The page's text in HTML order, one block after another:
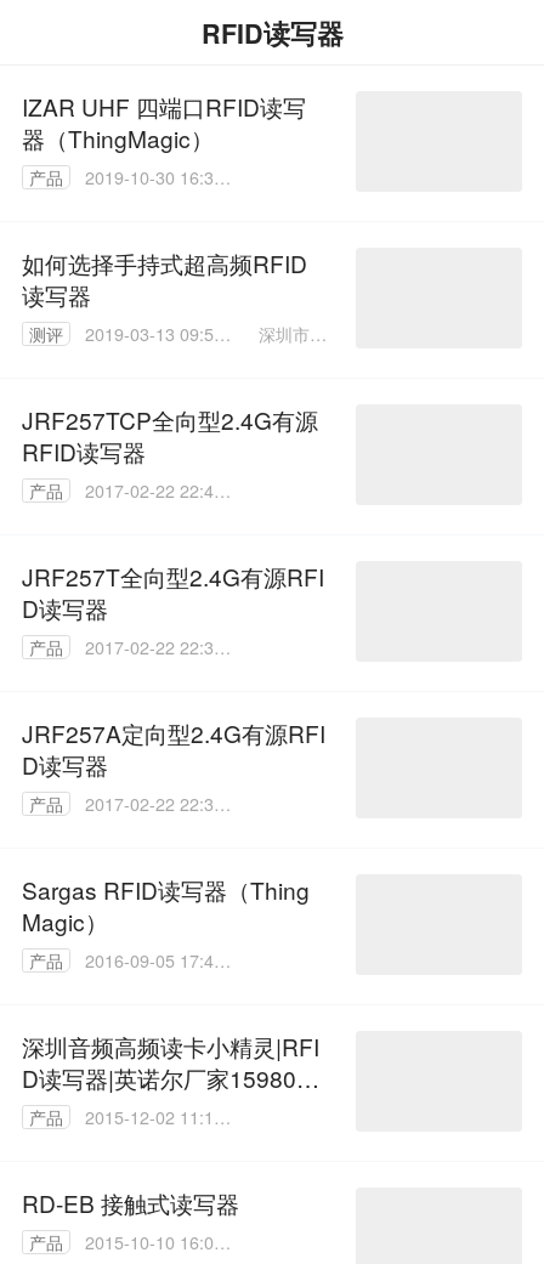
RFID读写器
IZAR UHF 四端口RFID读写
器（ThingMagic）
产品
2019-10-30 16:30:
如何选择手持式超高频RFID
读写器
测评
2019-03-13 09:56:
深圳市铨
JRF257TCP全向型2.4G有源
RFID读写器
产品
2017-02-22 22:43:
JRF257T全向型2.4G有源RFI
D读写器
产品
2017-02-22 22:34:
JRF257A定向型2.4G有源RFI
D读写器
产品
2017-02-22 22:30:
Sargas RFID读写器（Thing
Magic）
产品
2016-09-05 17:49:
深圳音频高频读卡小精灵|RFI
D读写器|英诺尔厂家1598080
1945
产品
2015-12-02 11:11:
RD-EB 接触式读写器
产品
2015-10-10 16:01: